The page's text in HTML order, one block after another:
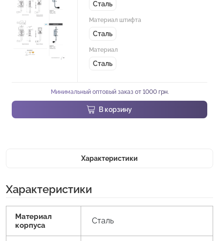
Сталь
Материал штифта
Сталь
Материал
Сталь
Минимальный оптовый заказ от 1000 грн.
В корзину
Характеристики
Характеристики
Материал
корпуса
Сталь